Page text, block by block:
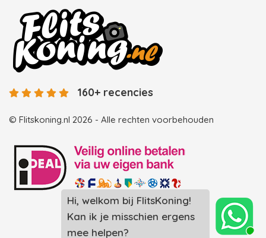
Hi, welkom bij FlitsKoning!
Kan ik je misschien ergens
mee helpen?
© Flitskoning.nl 2026 - Alle rechten voorbehouden
160+ recencies
Landingspagina overzicht photobooths
Landingspagina overzicht videobooths
Photobooth huren in Spijkenisse